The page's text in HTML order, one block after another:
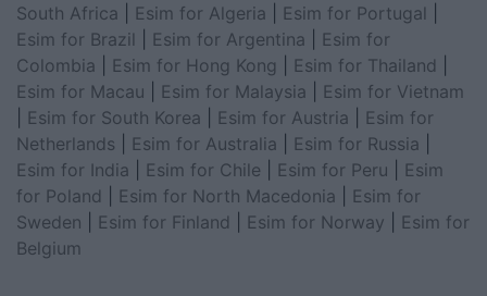
South Africa
Esim for Algeria Esim for Portugal
Esim for Brazil
Esim for Argentina
Esim for
Colombia
Esim for Hong Kong Esim for Thailand
Esim for Macau
Esim for Malaysia
Esim for Vietnam
Esim for South Korea Esim for Austria
Esim for
Netherlands
Esim for Australia Esim for Russia
Esim for India
Esim for Chile Esim for Peru
Esim
for Poland
Esim for North Macedonia
Esim for
Sweden
Esim for Finland Esim for Norway
Esim for
Belgium